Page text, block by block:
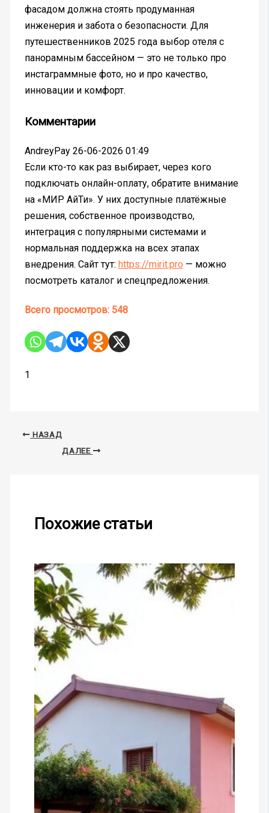
фасадом должна стоять продуманная
инженерия и забота о безопасности. Для
путешественников 2025 года выбор отеля с
панорамным бассейном — это не только про
инстаграммные фото, но и про качество,
инновации и комфорт.
Комментарии
AndreyPay 26-06-2026 01:49
Если кто-то как раз выбирает, через кого
подключать онлайн-оплату, обратите внимание
на «МИР АйТи». У них доступные платёжные
решения, собственное производство,
интеграция с популярными системами и
нормальная поддержка на всех этапах
внедрения. Сайт тут: https://mirit.pro — можно
посмотреть каталог и спецпредложения.
Всего просмотров: 548
1
НАЗАД
ДАЛЕЕ
Похожие статьи